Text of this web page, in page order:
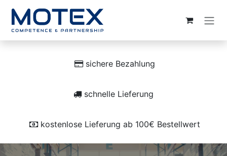
sichere Bezahlung
schnelle Lieferung
kostenlose Lieferung ab 100€ Bestellwert